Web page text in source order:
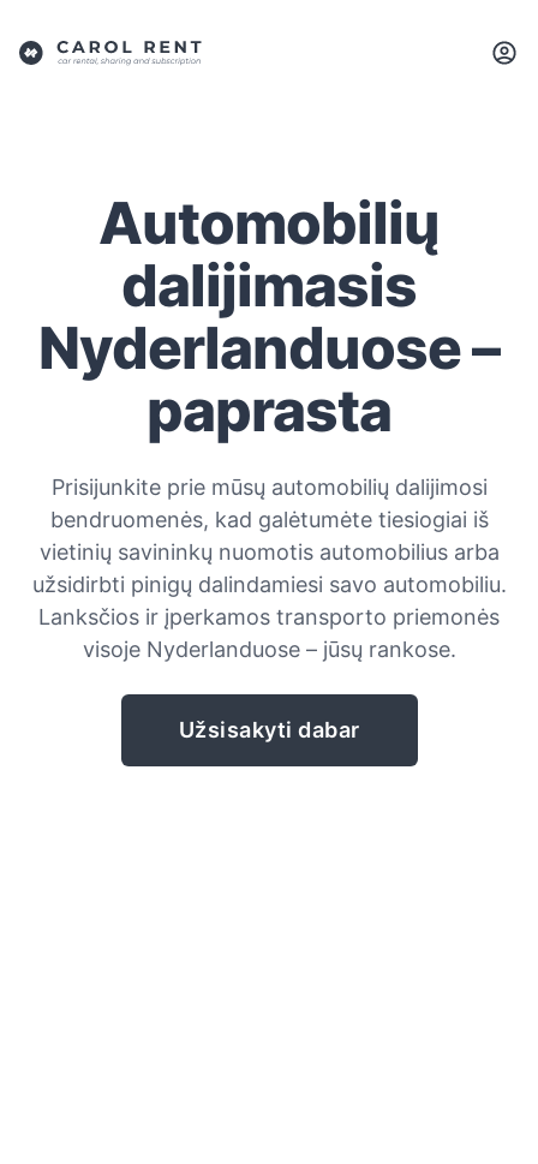
Automobilių
dalijimasis
Nyderlanduose –
paprasta
Prisijunkite prie mūsų automobilių dalijimosi
bendruomenės, kad galėtumėte tiesiogiai iš
vietinių savininkų nuomotis automobilius arba
užsidirbti pinigų dalindamiesi savo automobiliu.
Lanksčios ir įperkamos transporto priemonės
visoje Nyderlanduose – jūsų rankose.
Užsisakyti dabar